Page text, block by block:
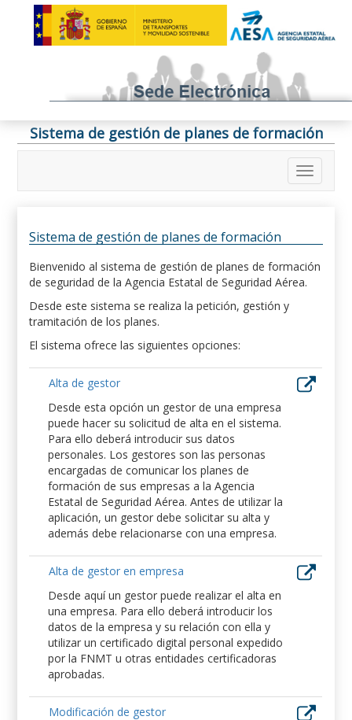
Sistema de gestión de planes de formación
Sistema de gestión de planes de formación
Bienvenido al sistema de gestión de planes de formación
de seguridad de la Agencia Estatal de Seguridad Aérea.
Desde este sistema se realiza la petición, gestión y
tramitación de los planes.
El sistema ofrece las siguientes opciones:
Alta de gestor
Desde esta opción un gestor de una empresa
puede hacer su solicitud de alta en el sistema.
Para ello deberá introducir sus datos
personales. Los gestores son las personas
encargadas de comunicar los planes de
formación de sus empresas a la Agencia
Estatal de Seguridad Aérea. Antes de utilizar la
aplicación, un gestor debe solicitar su alta y
además debe relacionarse con una empresa.
Alta de gestor en empresa
Desde aquí un gestor puede realizar el alta en
una empresa. Para ello deberá introducir los
datos de la empresa y su relación con ella y
utilizar un certificado digital personal expedido
por la FNMT u otras entidades certificadoras
aprobadas.
Modificación de gestor